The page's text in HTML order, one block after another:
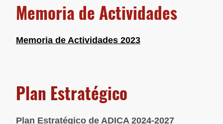
Memoria de Actividades
Memoria de Actividades 2023
Plan Estratégico
Plan Estratégico de ADICA 2024-2027